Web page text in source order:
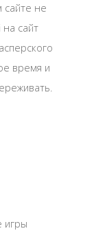
не
сайт
время и
игры